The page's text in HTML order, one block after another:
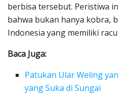
berbisa tersebut. Peristiwa
bahwa bukan hanya kobra,
Indonesia yang memiliki
Baca Juga:
Patukan Ular Weling
yang Suka di Sungai